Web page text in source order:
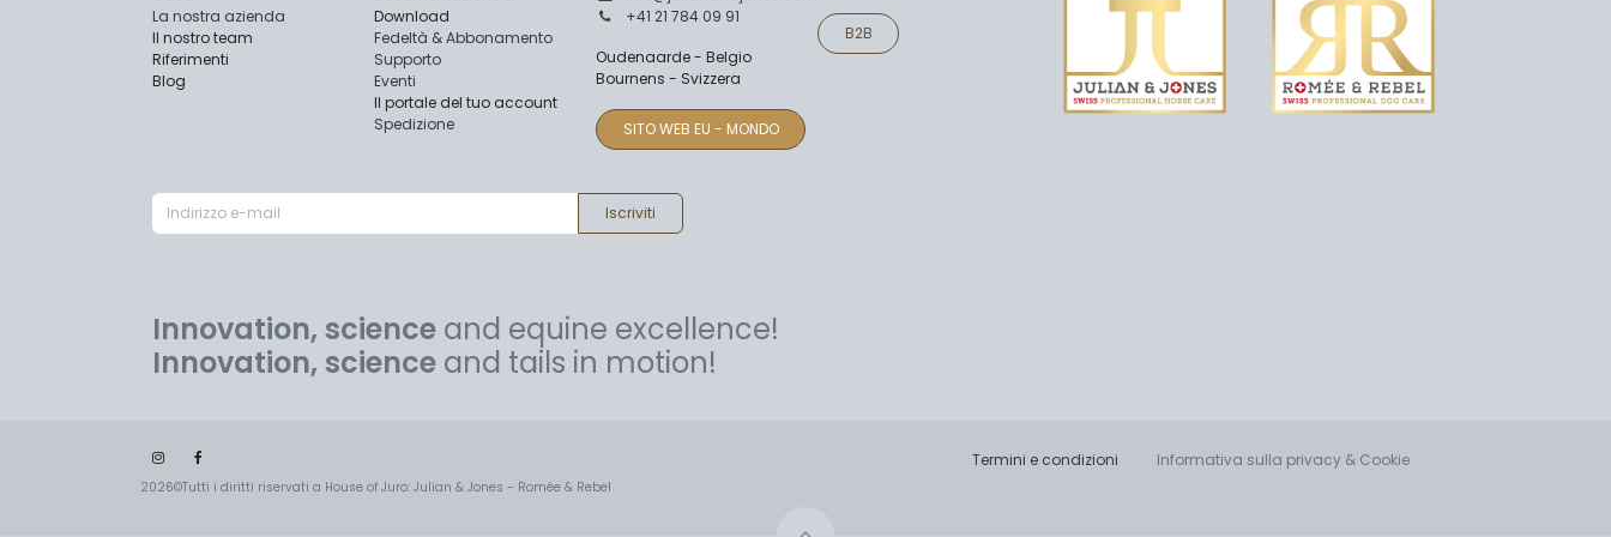
La nostra azienda
Il nostro team
Riferimenti
Blog
Download
Fedeltà & Abbonamento
Supporto
Eventi
Il portale del tuo account
Spedizione
+41 21 784 09 91
Oudenaarde - Belgio
Bournens - Svizzera
SITO WEB EU - MONDO
B2B
Innovation, science and equine excellence!
Innovation, science and tails in motion!
Iscriviti
2026©Tutti i diritti riservati a House of Juro: Julian & Jones - Romée & Rebel
Termini e condizioni Informativa sulla privacy & Cookie